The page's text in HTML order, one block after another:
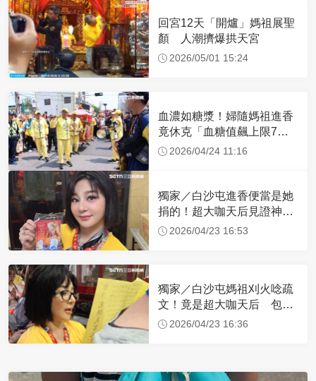
回宮12天「開爐」媽祖展聖
顏 人潮擠爆拱天宮
2026/05/01 15:24
血濃如糖漿！婦隨媽祖進香
竟休克「血糖值飆上限7
倍」 醫曝原因
2026/04/24 11:16
獨家／白沙屯進香便當是她
捐的！超大咖天后見證神
蹟 一靠近媽祖就爆哭
2026/04/23 16:53
獨家／白沙屯媽祖刈火唸疏
文！竟是超大咖天后 包尿
布忍尿5小時不喊累
2026/04/23 16:36